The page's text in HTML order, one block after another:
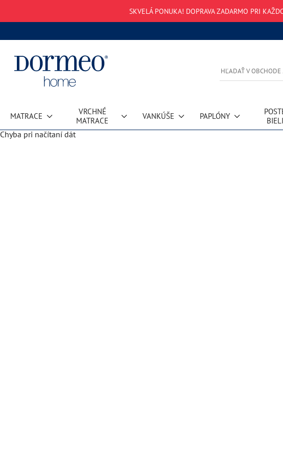
SKVELÁ PONUKA! DOPRAVA ZADARMO PRI
MATRACE
VRCHNÉ
MATRACE
VANKÚŠE PAPLÓNY
Chyba pri načítaní dát